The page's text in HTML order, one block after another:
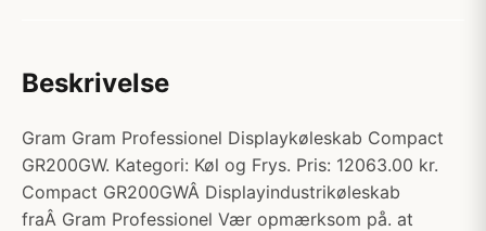
Beskrivelse
Gram Gram Professionel Displaykøleskab Compact
GR200GW. Kategori: Køl og Frys. Pris: 12063.00 kr.
Compact GR200GWÂ Displayindustrikøleskab
fraÂ Gram Professionel Vær opmærksom på. at